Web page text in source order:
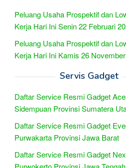
Peluang Usaha Prospektif dan
Kerja Hari Ini Senin 22 Februari
Peluang Usaha Prospektif dan
Kerja Hari Ini Kamis 26
Servis Gadget
Daftar Service Resmi Gadget
Sidempuan Provinsi Sumatera
Daftar Service Resmi Gadget
Purwakarta Provinsi Jawa Barat
Daftar Service Resmi Gadget